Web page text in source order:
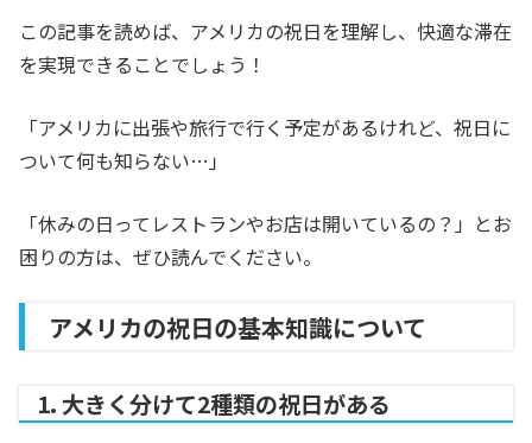
この記事を読めば、アメリカの祝日を理解し、快適な滞在
を実現できることでしょう！
「アメリカに出張や旅行で行く予定があるけれど、祝日に
ついて何も知らない…」
「休みの日ってレストランやお店は開いているの？」 とお
困りの方は、ぜひ読んでください。
アメリカの祝日の基本知識について
1. 大きく分けて2種類の祝日がある